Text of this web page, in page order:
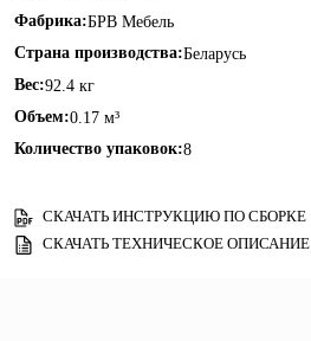
Фабрика:БРВ Мебель
Страна производства:Беларусь
Вес:92.4 кг
Объем:0.17 м³
Количество упаковок:8
СКАЧАТЬ ИНСТРУКЦИЮ ПО СБОРКЕ
СКАЧАТЬ ТЕХНИЧЕСКОЕ ОПИСАНИЕ